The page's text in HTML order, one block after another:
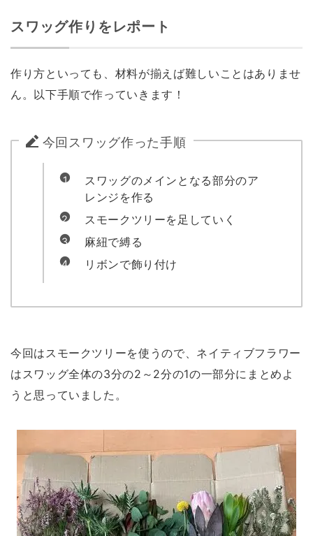
スワッグ作りをレポート
作り方といっても、材料が揃えば難しいことはありませ
ん。以下手順で作っていきます！
今回スワッグ作った手順
スワッグのメインとなる部分のア
レンジを作る
スモークツリーを足していく
麻紐で縛る
リボンで飾り付け
今回はスモークツリーを使うので、ネイティブフラワー
はスワッグ全体の3分の2～2分の1の一部分にまとめよ
うと思っていました。